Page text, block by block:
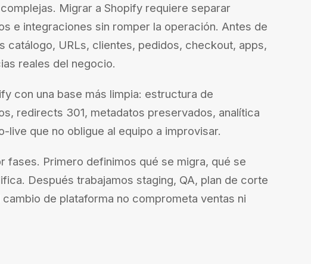
Migrar a Shopify requiere separar
e integraciones sin romper la operación. Antes de
catálogo, URLs, clientes, pedidos, checkout, apps,
reales del negocio.
con una base más limpia: estructura de
redirects 301, metadatos preservados, analítica
live que no obligue al equipo a improvisar.
fases. Primero definimos qué se migra, qué se
Después trabajamos staging, QA, plan de corte
de plataforma no comprometa ventas ni